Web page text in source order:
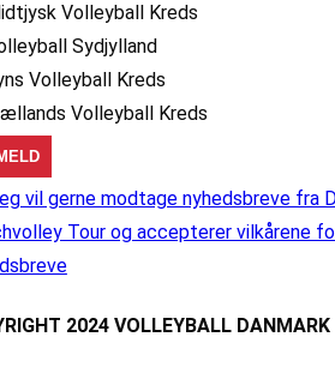
Volleyball Kreds
Sydjylland
Volleyball Kreds
Volleyball Kreds
vil gerne modtage nyhedsbreve fra
Tour og accepterer vilkårene
2024 VOLLEYBALL DANMARK